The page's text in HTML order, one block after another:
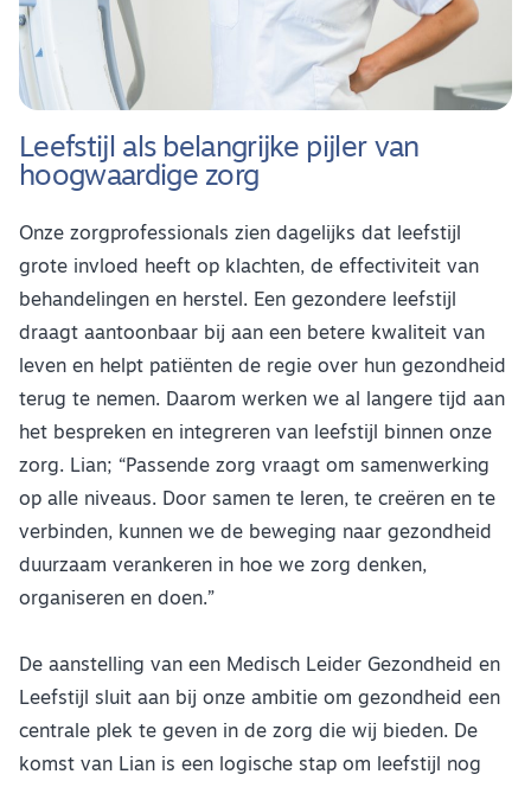
Leefstijl als belangrijke pijler van
hoogwaardige zorg
Onze zorgprofessionals zien dagelijks dat leefstijl
grote invloed heeft op klachten, de effectiviteit van
behandelingen en herstel. Een gezondere leefstijl
draagt aantoonbaar bij aan een betere kwaliteit van
leven en helpt patiënten de regie over hun gezondheid
terug te nemen. Daarom werken we al langere tijd aan
het bespreken en integreren van leefstijl binnen onze
zorg. Lian; “Passende zorg vraagt om samenwerking
op alle niveaus. Door samen te leren, te creëren en te
verbinden, kunnen we de beweging naar gezondheid
duurzaam verankeren in hoe we zorg denken,
organiseren en doen.”
De aanstelling van een Medisch Leider Gezondheid en
Leefstijl sluit aan bij onze ambitie om gezondheid een
centrale plek te geven in de zorg die wij bieden. De
komst van Lian is een logische stap om leefstijl nog